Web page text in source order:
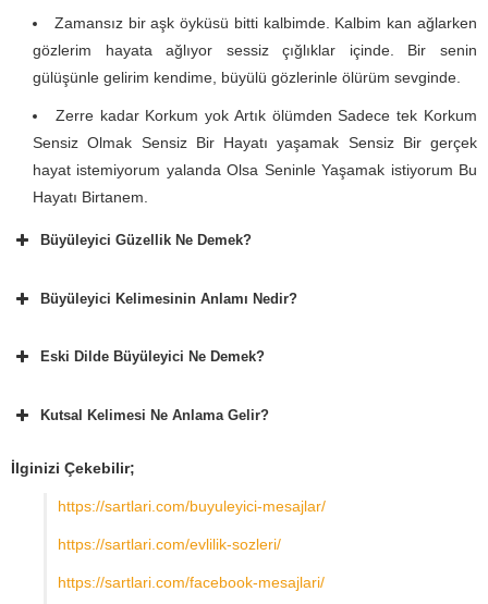
Zamansız bir aşk öyküsü bitti kalbimde. Kalbim kan ağlarken
gözlerim hayata ağlıyor sessiz çığlıklar içinde. Bir senin
gülüşünle gelirim kendime, büyülü gözlerinle ölürüm sevginde.
Zerre kadar Korkum yok Artık ölümden Sadece tek Korkum
Sensiz Olmak Sensiz Bir Hayatı yaşamak Sensiz Bir gerçek
hayat istemiyorum yalanda Olsa Seninle Yaşamak istiyorum Bu
Hayatı Birtanem.
Büyüleyici Güzellik Ne Demek?
Büyüleyici Kelimesinin Anlamı Nedir?
Eski Dilde Büyüleyici Ne Demek?
Kutsal Kelimesi Ne Anlama Gelir?
İlginizi Çekebilir;
https://sartlari.com/buyuleyici-mesajlar/
https://sartlari.com/evlilik-sozleri/
https://sartlari.com/facebook-mesajlari/